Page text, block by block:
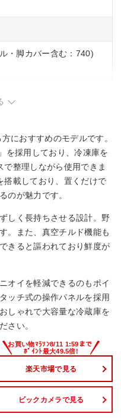
・脚カバー含む：740)
におすすめのモデルです。
を採用しており、冷凍庫を
整理しながら使用できま
搭載しており、置くだけで
のが魅力です。
しく長持ちさせる設計。野
。また、真空チルド機能も
きると謳われており鮮度が
オイを軽減できるのもポイ
ッチ式の操作パネルを採用
しゃれで大容量な冷蔵庫を
さい。
楽天市場で見る
ビックカメラで見る